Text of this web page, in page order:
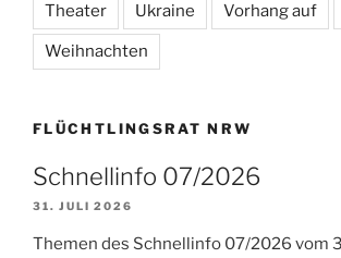
Theater Ukraine Vorhang auf
Weihnachten
FLÜCHTLINGSRAT NRW
Schnellinfo 07/2026
31. JULI 2026
Themen des Schnellinfo 07/2026 vom